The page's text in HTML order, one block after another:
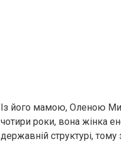
Із його мамою, Оленою
чотири роки, вона жінка
державній структурі, тому